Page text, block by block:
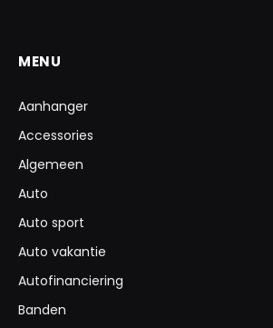
MENU
Aanhanger
Accessories
Algemeen
Auto
Auto sport
Auto vakantie
Autofinanciering
Banden